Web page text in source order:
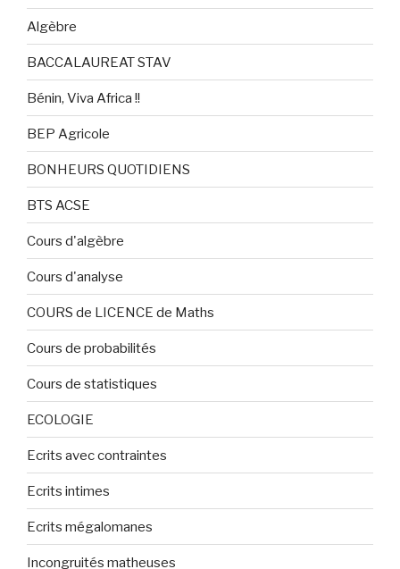
Algèbre
BACCALAUREAT STAV
Bénin, Viva Africa !!
BEP Agricole
BONHEURS QUOTIDIENS
BTS ACSE
Cours d'algèbre
Cours d'analyse
COURS de LICENCE de Maths
Cours de probabilités
Cours de statistiques
ECOLOGIE
Ecrits avec contraintes
Ecrits intimes
Ecrits mégalomanes
Incongruités matheuses